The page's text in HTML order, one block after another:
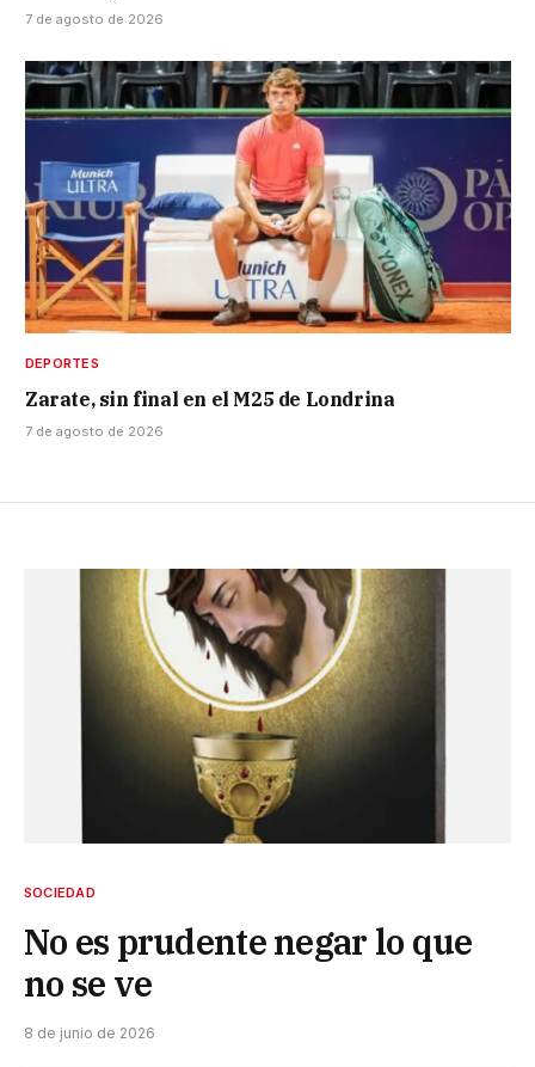
7 de agosto de 2026
DEPORTES
Zarate, sin final en el M25 de Londrina
7 de agosto de 2026
SOCIEDAD
No es prudente negar lo que
no se ve
8 de junio de 2026